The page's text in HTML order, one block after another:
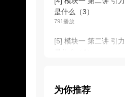
是什么（3）
791播放
[5] 模块一 第二讲 引
是什么（4）...
为你推荐